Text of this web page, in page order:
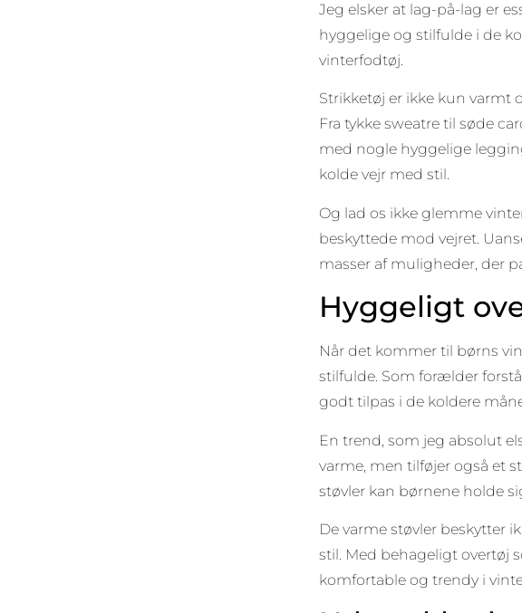
Jeg elsker at lag-på-lag er
hyggelige og stilfulde i de
vinterfodtøj.
Strikketøj er ikke kun varmt
Fra tykke sweatre til søde
med nogle hyggelige
kolde vejr med stil.
Og lad os ikke glemme
beskyttede mod vejret.
masser af muligheder, der
Hyggeligt
Når det kommer til børns
stilfulde. Som forælder
godt tilpas i de koldere
En trend, som jeg absolut
varme, men tilføjer også et
støvler kan børnene holde
De varme støvler beskytter
stil. Med behageligt overtøj
komfortable og trendy i